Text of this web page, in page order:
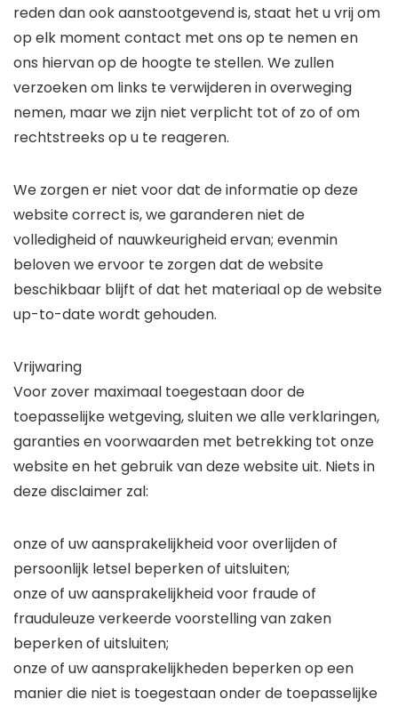
reden dan ook aanstootgevend is, staat het u vrij om
op elk moment contact met ons op te nemen en
ons hiervan op de hoogte te stellen. We zullen
verzoeken om links te verwijderen in overweging
nemen, maar we zijn niet verplicht tot of zo of om
rechtstreeks op u te reageren.
We zorgen er niet voor dat de informatie op deze
website correct is, we garanderen niet de
volledigheid of nauwkeurigheid ervan; evenmin
beloven we ervoor te zorgen dat de website
beschikbaar blijft of dat het materiaal op de website
up-to-date wordt gehouden.
Vrijwaring
Voor zover maximaal toegestaan ​​door de
toepasselijke wetgeving, sluiten we alle verklaringen,
garanties en voorwaarden met betrekking tot onze
website en het gebruik van deze website uit. Niets in
deze disclaimer zal:
onze of uw aansprakelijkheid voor overlijden of
persoonlijk letsel beperken of uitsluiten;
onze of uw aansprakelijkheid voor fraude of
frauduleuze verkeerde voorstelling van zaken
beperken of uitsluiten;
onze of uw aansprakelijkheden beperken op een
manier die niet is toegestaan ​​onder de toepasselijke